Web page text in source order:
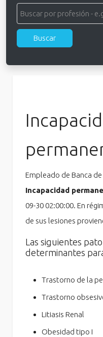
Empleado de Banca
Incapacidad
09-30 02:00:00. En
de sus lesiones
Las siguientes
determinantes
Trastorno de la
Trastorno
Litiasis Renal
Obesidad tipo I